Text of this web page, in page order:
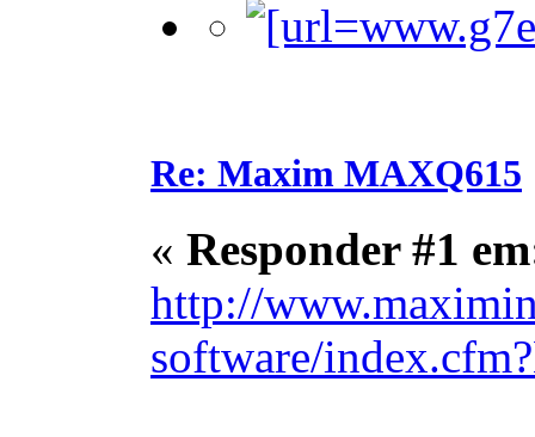
Re: Maxim MAXQ615
« Responder #1
http://
software/